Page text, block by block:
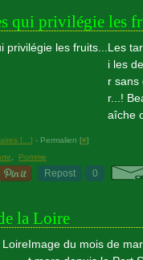
qui privilégie les
Les
i les
r sans
r...!
aîche
[ ] - Permalien [#]
Pomme
Repost 0
la Loire
Image du mois de